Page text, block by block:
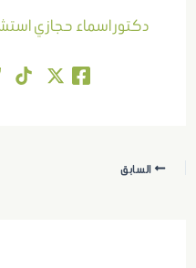
دكتور اسماء حجازي
السابق